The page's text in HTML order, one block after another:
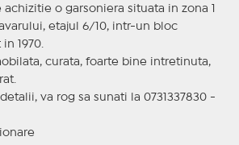
o garsoniera situata in zona 1
etajul 6/10, intr-un bloc
1970.
curata, foarte bine intretinuta,
va rog sa sunati la 0731337830 -